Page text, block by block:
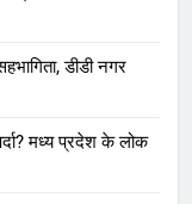
डीडी नगर
मध्य प्रदेश के लोक